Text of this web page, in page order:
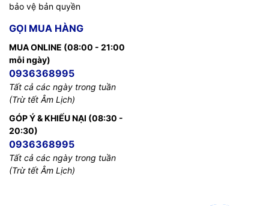
bảo vệ bản quyền
GỌI MUA HÀNG
MUA ONLINE (08:00 - 21:00
mỗi ngày)
0936368995
Tất cả các ngày trong tuần
(Trừ tết Âm Lịch)
GÓP Ý & KHIẾU NẠI (08:30 -
20:30)
0936368995
Tất cả các ngày trong tuần
(Trừ tết Âm Lịch)